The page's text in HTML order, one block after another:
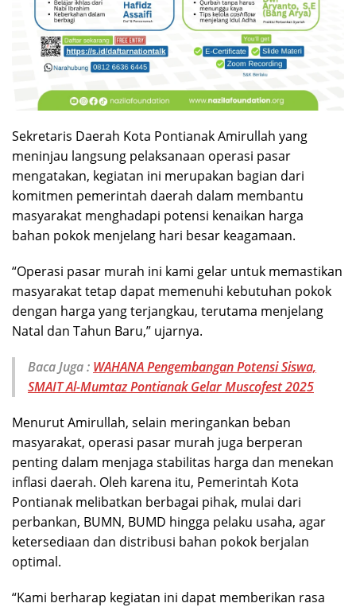
Sekretaris Daerah Kota Pontianak Amirullah yang
meninjau langsung pelaksanaan operasi pasar
mengatakan, kegiatan ini merupakan bagian dari
komitmen pemerintah daerah dalam membantu
masyarakat menghadapi potensi kenaikan harga
bahan pokok menjelang hari besar keagamaan.
“Operasi pasar murah ini kami gelar untuk memastikan
masyarakat tetap dapat memenuhi kebutuhan pokok
dengan harga yang terjangkau, terutama menjelang
Natal dan Tahun Baru,” ujarnya.
Baca Juga : WAHANA Pengembangan Potensi Siswa,
SMAIT Al-Mumtaz Pontianak Gelar Muscofest 2025
Menurut Amirullah, selain meringankan beban
masyarakat, operasi pasar murah juga berperan
penting dalam menjaga stabilitas harga dan menekan
inflasi daerah. Oleh karena itu, Pemerintah Kota
Pontianak melibatkan berbagai pihak, mulai dari
perbankan, BUMN, BUMD hingga pelaku usaha, agar
ketersediaan dan distribusi bahan pokok berjalan
optimal.
“Kami berharap kegiatan ini dapat memberikan rasa